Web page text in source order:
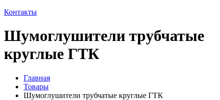
Контакты
Шумоглушители трубчатые
круглые ГТК
Главная
Товары
Шумоглушители трубчатые круглые ГТК